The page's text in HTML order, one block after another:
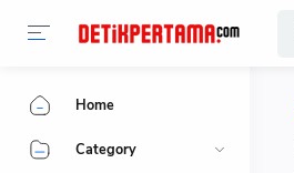
Home
Category